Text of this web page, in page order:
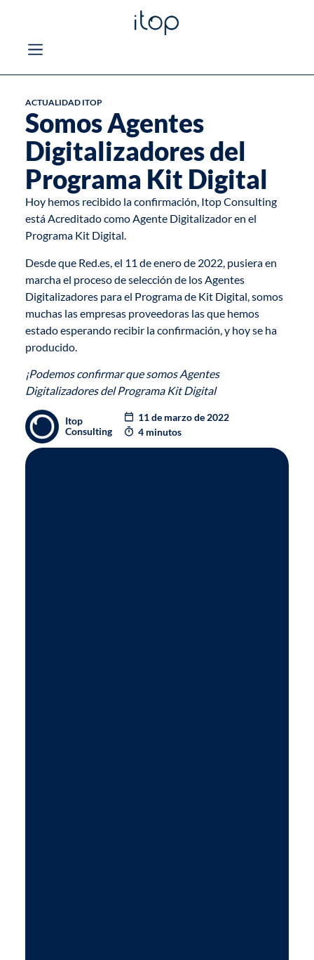
ACTUALIDAD ITOP
Somos Agentes
Digitalizadores del
Programa Kit Digital
Hoy hemos recibido la confirmación, Itop Consulting
está Acreditado como Agente Digitalizador en el
Programa Kit Digital.
Desde que Red.es, el 11 de enero de 2022, pusiera en
marcha el proceso de selección de los Agentes
Digitalizadores para el Programa de Kit Digital, somos
muchas las empresas proveedoras las que hemos
estado esperando recibir la confirmación, y hoy se ha
producido.
¡Podemos confirmar que somosAgentes
Digitalizadores del Programa Kit Digital
Itop
Consulting
11 de marzo de 2022
4 minutos